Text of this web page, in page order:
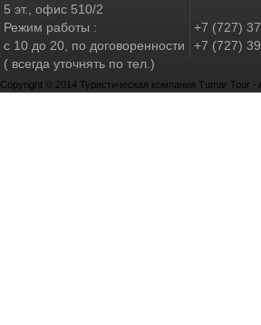
5 эт., офис 510/2
Режим работы :
с 10 до 20, по договоренности
( всегда уточнять по тел.)
+7 (727)
+7 (727)
Copyright © 2014 Туристическая компания Tumar Tour -